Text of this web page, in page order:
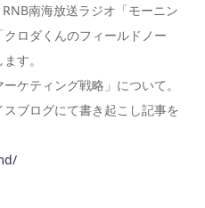
南海放送ラジオ「モーニン
ロダくんのフィールドノー
す。
ケティング戦略」について。
ブログにて書き起こし記事を